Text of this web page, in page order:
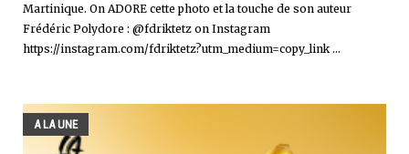
Martinique. On ADORE cette photo et la touche de son auteur
Frédéric Polydore : @fdriktetz on Instagram
https://instagram.com/fdriktetz?utm_medium=copy_link ...
A LA UNE